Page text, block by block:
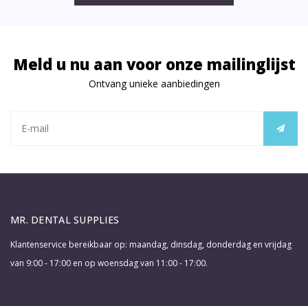
Meld u nu aan voor onze mailinglijst
Ontvang unieke aanbiedingen
MR. DENTAL SUPPLIES
Klantenservice bereikbaar op: maandag, dinsdag, donderdag en vrijdag
van 9:00 - 17:00 en op woensdag van 11:00 - 17:00.